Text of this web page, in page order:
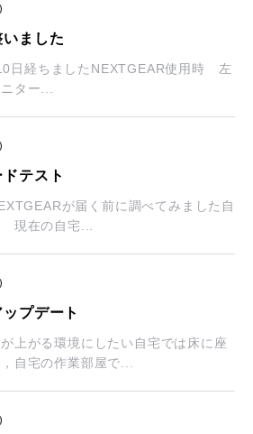
ました
日経ちましたNEXTGEAR使用時 左
ター...
テスト
が届く前に調べてみました自
現在の自宅...
プデート
上がる環境にしたい自宅では床に座
自宅の作業部屋で...